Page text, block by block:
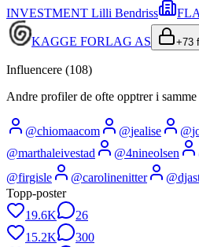
INVESTMENT Lilli Bendriss
KAGGE FORLAG AS +73
Influencere (108)
Andre profiler de ofte opptrer i
@chiomaacom @jealise @
@marthaleivestad @4nineolsen
@firgisle @carolinenitter @
Topp-poster
19.6K
26
15.2K
300